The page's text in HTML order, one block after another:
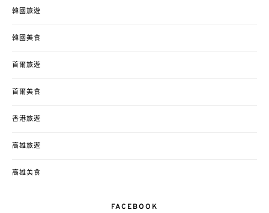
韓國旅遊
韓國美食
首爾旅遊
首爾美食
香港旅遊
高雄旅遊
高雄美食
FACEBOOK